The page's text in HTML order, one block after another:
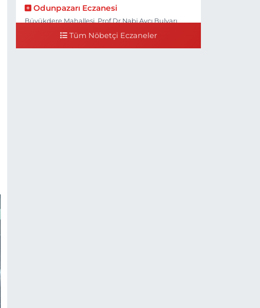
Odunpazarı Eczanesi
Büyükdere Mahallesi, Prof.Dr.Nabi Avcı Bulvarı
Tüm Nöbetçi Eczaneler